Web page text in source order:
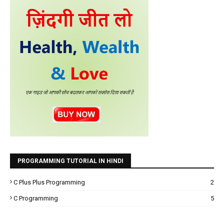
PROGRAMMING TUTORIAL IN HINDI
C Plus Plus Programming 2
C Programming 5